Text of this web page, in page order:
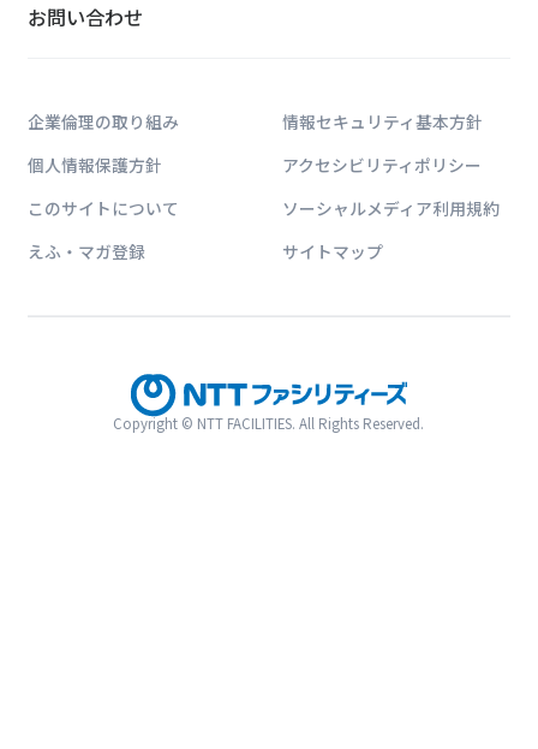
お問い合わせ
企業倫理の取り組み
情報セキュリティ基本方針
個人情報保護方針
アクセシビリティポリシー
このサイトについて
ソーシャルメディア利用規約
えふ・マガ登録
サイトマップ
Copyright © NTT FACILITIES. All Rights Reserved.